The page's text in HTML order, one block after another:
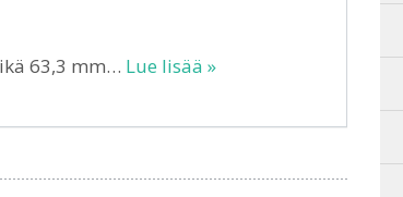
63,3 mm… Lue lisää »